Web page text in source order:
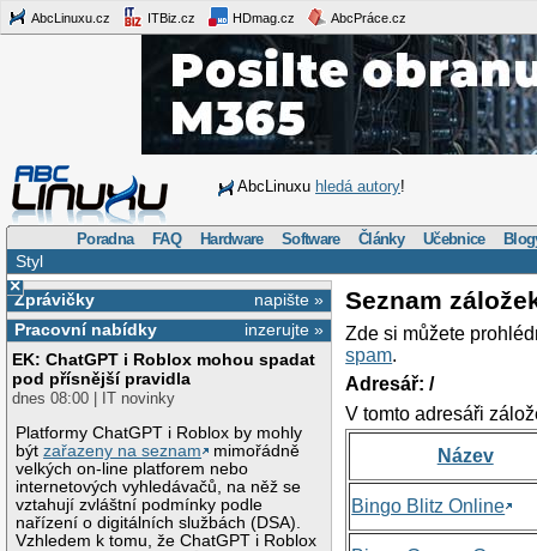
AbcLinuxu.cz ITBiz.cz HDmag.cz AbcPráce.cz
AbcLinuxu hledá autory!
Poradna FAQ Hardware Software Články Učebnice
Styl
×
napište »
Zprávičky
inzerujte »
Pracovní nabídky
EK: ChatGPT i Roblox mohou spadat
pod přísnější pravidla
dnes 08:00 | IT novinky
Platformy ChatGPT i Roblox by mohly
býtzařazeny na seznam
mimořádně
velkých on-line platforem nebo
internetových vyhledávačů, na něž se
vztahují zvláštní podmínky podle
nařízení o digitálních službách (DSA).
Vzhledem k tomu, že ChatGPT i Roblox
Seznam
Zde si můžete
spam.
Adresář: /
V tomto adresáři
Název
Bingo Blitz Online